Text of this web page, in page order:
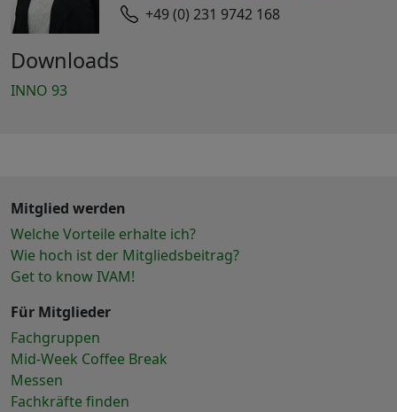
+49 (0) 231 9742 168
Downloads
INNO 93
Mitglied werden
Welche Vorteile erhalte ich?
Wie hoch ist der Mitgliedsbeitrag?
Get to know IVAM!
Für Mitglieder
Fachgruppen
Mid-Week Coffee Break
Messen
Fachkräfte finden